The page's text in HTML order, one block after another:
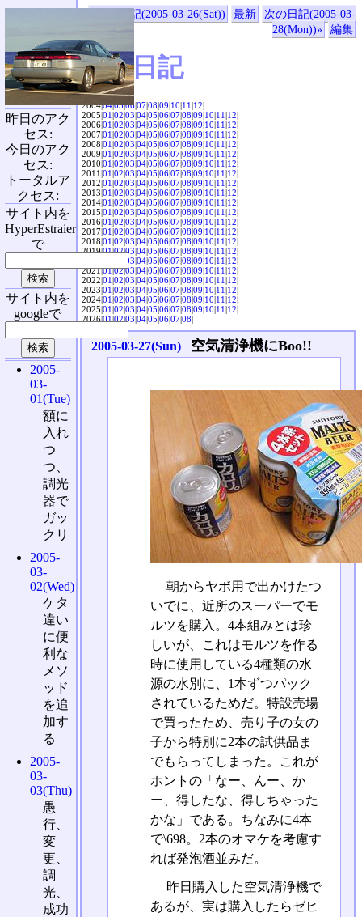
«前の日記(2005-03-26(Sat)) 最新
次の日記(2005-03-
28(Mon))»
編集
SVX日記
2004|04|05|06|07|08|09|10|11|12|
2005|01|02|03|04|05|06|07|08|09|10|11|12|
2006|01|02|03|04|05|06|07|08|09|10|11|12|
2007|01|02|03|04|05|06|07|08|09|10|11|12|
2008|01|02|03|04|05|06|07|08|09|10|11|12|
2009|01|02|03|04|05|06|07|08|09|10|11|12|
2010|01|02|03|04|05|06|07|08|09|10|11|12|
2011|01|02|03|04|05|06|07|08|09|10|11|12|
2012|01|02|03|04|05|06|07|08|09|10|11|12|
2013|01|02|03|04|05|06|07|08|09|10|11|12|
2014|01|02|03|04|05|06|07|08|09|10|11|12|
2015|01|02|03|04|05|06|07|08|09|10|11|12|
2016|01|02|03|04|05|06|07|08|09|10|11|12|
2017|01|02|03|04|05|06|07|08|09|10|11|12|
2018|01|02|03|04|05|06|07|08|09|10|11|12|
2019|01|02|03|04|05|06|07|08|09|10|11|12|
03|04|05|06|07|08|09|10|11|12|
2021|01|02|03|04|05|06|07|08|09|10|11|12|
2022|01|02|03|04|05|06|07|08|09|10|11|12|
2023|01|02|03|04|05|06|07|08|09|10|11|12|
2024|01|02|03|04|05|06|07|08|09|10|11|12|
2025|01|02|03|04|05|06|07|08|09|10|11|12|
2026|01|02|03|04|05|06|07|08|
2005-03-27(Sun) 空気清浄機にBoo!!
朝からヤボ用で出かけたつ
いでに、近所のスーパーでモ
ルツを購入。4本組みとは珍
しいが、これはモルツを作る
時に使用している4種類の水
源の水別に、1本ずつパック
されているためだ。特設売場
で買ったため、売り子の女の
子から特別に2本の試供品ま
でもらってしまった。これが
ホントの「なー、んー、か
ー、得したな、得しちゃった
かな」である。ちなみに4本
で\698。2本のオマケを考慮す
れば発泡酒並みだ。
昨日購入した空気清浄機で
あるが、実は購入したらゼヒ
昨日のアク
セス:
今日のアク
セス:
トータルア
クセス:
サイト内を
HyperEstraier
で
サイト内を
googleで
2005-
03-
01(Tue)
額に
入れ
つ
つ、
調光
器で
ガッ
クリ
2005-
03-
02(Wed)
ケタ
違い
に便
利な
メソ
ッド
を追
加す
る
2005-
03-
03(Thu)
愚
行、
変
更、
調
光、
成功